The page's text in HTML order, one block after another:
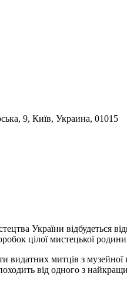
9, Київ, Украина, 01015
України
цілої мистецької
видатних митців з
від одного з